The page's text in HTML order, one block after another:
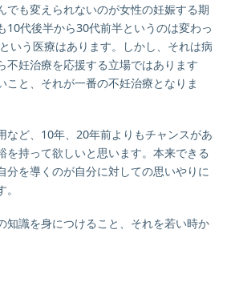
でも変えられないのが女性の妊娠する期
10代後半から30代前半というのは変わっ
いう医療はあります。しかし、それは病
不妊治療を応援する立場ではあります
こと、それが一番の不妊治療となりま
など、10年、20年前よりもチャンスがあ
を持って欲しいと思います。本来できる
分を導くのが自分に対しての思いやりに
知識を身につけること、それを若い時か